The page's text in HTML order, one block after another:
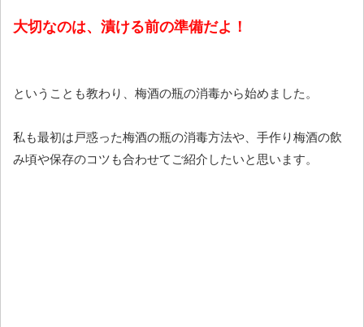
大切なのは、漬ける前の準備だよ！
ということも教わり、梅酒の瓶の消毒から始めました。
私も最初は戸惑った梅酒の瓶の消毒方法や、手作り梅酒の飲
み頃や保存のコツも合わせてご紹介したいと思います。